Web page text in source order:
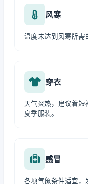
风寒
温度未达到风寒所需
穿衣
天气炎热，建议着短
夏季服装。
感冒
各项气象条件适宜，